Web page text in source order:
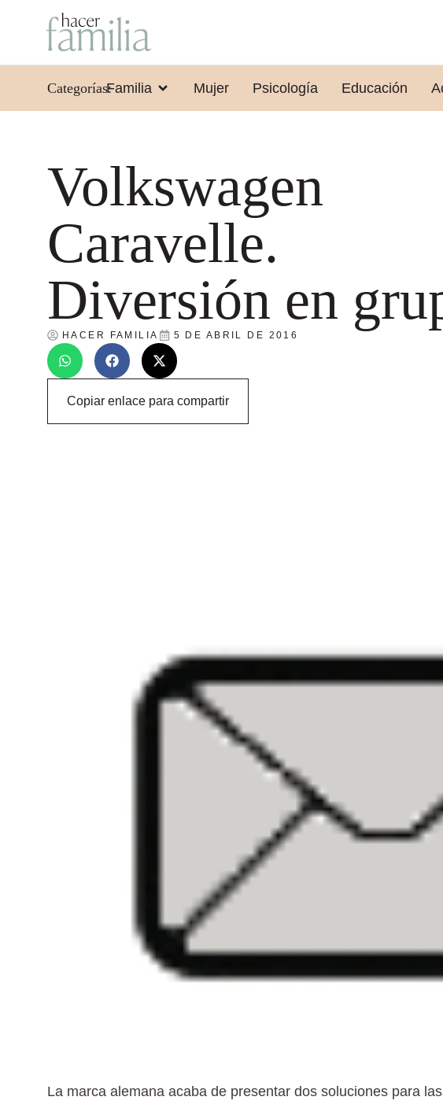
Categorías:Familia Mujer Psicología Educación
Volkswagen
Caravelle.
Diversión en
HACER FAMILIA 5 DE ABRIL DE 2016
Copiar enlace para compartir
La marca alemana acaba de presentar dos soluciones para las